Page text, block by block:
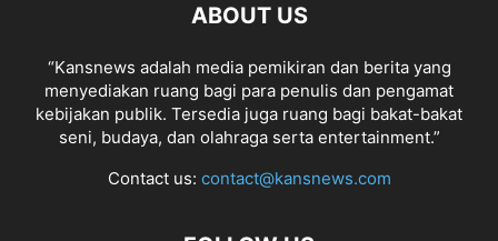
ABOUT US
“Kansnews adalah media pemikiran dan berita yang
menyediakan ruang bagi para penulis dan pengamat
kebijakan publik. Tersedia juga ruang bagi bakat-bakat
seni, budaya, dan olahraga serta entertainment.”
Contact us: contact@kansnews.com